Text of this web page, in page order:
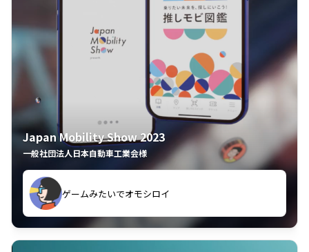
Japan Mobility Show 2023
一般社団法人日本自動車工業会様
ゲームみたいでオモシロイ
久々のモーターショーがアプリでもっと楽しめました